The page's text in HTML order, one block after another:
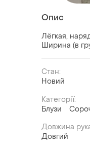
Опис
Лёгкая,
Ширина (в
Стан:
Новий
Категорії:
Блузи
Довжина
Довгий